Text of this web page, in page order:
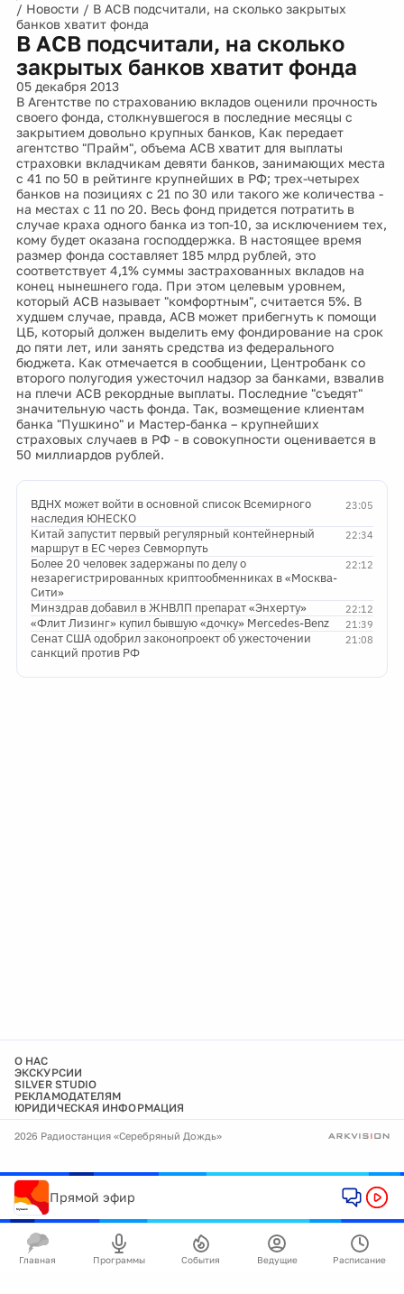
/ Новости / В АСВ подсчитали, на сколько закрытых
банков хватит фонда
В АСВ подсчитали, на сколько
закрытых банков хватит фонда
05 декабря 2013
В Агентстве по страхованию вкладов оценили прочность
своего фонда, столкнувшегося в последние месяцы с
закрытием довольно крупных банков, Как передает
агентство "Прайм", объема АСВ хватит для выплаты
страховки вкладчикам девяти банков, занимающих места
с 41 по 50 в рейтинге крупнейших в РФ; трех-четырех
банков на позициях с 21 по 30 или такого же количества -
на местах с 11 по 20. Весь фонд придется потратить в
случае краха одного банка из топ-10, за исключением тех,
кому будет оказана господдержка. В настоящее время
размер фонда составляет 185 млрд рублей, это
соответствует 4,1% суммы застрахованных вкладов на
конец нынешнего года. При этом целевым уровнем,
который АСВ называет "комфортным", считается 5%. В
худшем случае, правда, АСВ может прибегнуть к помощи
ЦБ, который должен выделить ему фондирование на срок
до пяти лет, или занять средства из федерального
бюджета. Как отмечается в сообщении, Центробанк со
второго полугодия ужесточил надзор за банками, взвалив
на плечи АСВ рекордные выплаты. Последние "съедят"
значительную часть фонда. Так, возмещение клиентам
банка "Пушкино" и Мастер-банка – крупнейших
страховых случаев в РФ - в совокупности оценивается в
50 миллиардов рублей.
23:05
ВДНХ может войти в основной список Всемирного
наследия ЮНЕСКО
22:34
Китай запустит первый регулярный контейнерный
маршрут в ЕС через Севморпуть
22:12
Более 20 человек задержаны по делу о
незарегистрированных криптообменниках в «Москва-
Сити»
22:12
Минздрав добавил в ЖНВЛП препарат «Энхерту»
21:39
«Флит Лизинг» купил бывшую «дочку» Mercedes-Benz
21:08
Сенат США одобрил законопроект об ужесточении
санкций против РФ
О НАС
ЭКСКУРСИИ
SILVER STUDIO
РЕКЛАМОДАТЕЛЯМ
ЮРИДИЧЕСКАЯ ИНФОРМАЦИЯ
2026 Радиостанция «Серебряный Дождь»
Прямой эфир
Главная Программы События Ведущие Расписание